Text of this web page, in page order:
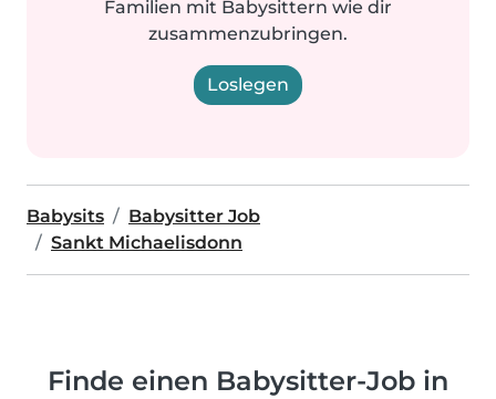
Familien mit Babysittern wie dir
zusammenzubringen.
Loslegen
Babysits
Babysitter Job
Sankt Michaelisdonn
Finde einen Babysitter-Job in